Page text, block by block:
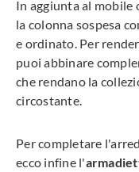
In aggiunta al mobile
la colonna sospesa
e ordinato. Per
puoi abbinare
che rendano la
circostante.
Per completare
ecco infine l'